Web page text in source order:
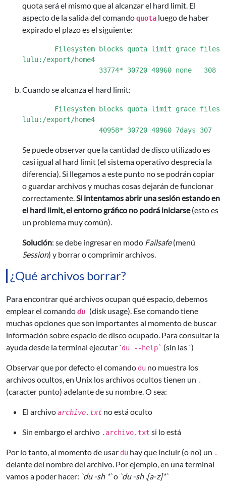
quota será el mismo que al alcanzar el hard limit. El
aspecto de la salida del comandoquota luego de haber
expirado el plazo es el siguiente:
Filesystem blocks quota limit grace files
lulu:/export/home4
Cuando se alcanza el hard limit:
Filesystem blocks quota limit grace files
lulu:/export/home4
Se puede observar que la cantidad de disco utilizado es
casi igual al hard limit (el sistema operativo desprecia la
diferencia). Si llegamos a este punto no se podrán copiar
o guardar archivos y muchas cosas dejarán de funcionar
correctamente.Si intentamos abrir una sesión estando en
el hard limit, el entorno gráfico no podrá iniciarse(esto es
un problema muy común).
Solución: se debe ingresar en modo Failsafe(menú
Session) y borrar o comprimir archivos.
¿Qué archivos borrar?
Para encontrar qué archivos ocupan qué espacio, debemos
emplear el comandodu (disk usage). Ese comando tiene
muchas opciones que son importantes al momento de buscar
información sobre espacio de disco ocupado. Para consultar la
ayuda desde la terminal ejecutar `du --help` (sin las `)
Observar que por defecto el comando du no muestra los
archivos ocultos, en Unix los archivos ocultos tienen un .
(caracter punto) adelante de su nombre. O sea:
El archivoarchivo.txt no está oculto
Sin embargo el archivo .archivo.txt si lo está
Por lo tanto, al momento de usar du hay que incluir (o no) un .
delante del nombre del archivo. Por ejemplo, en una terminal
vamos a poder hacer: `du -sh *`o `du -sh .[a-z]*`